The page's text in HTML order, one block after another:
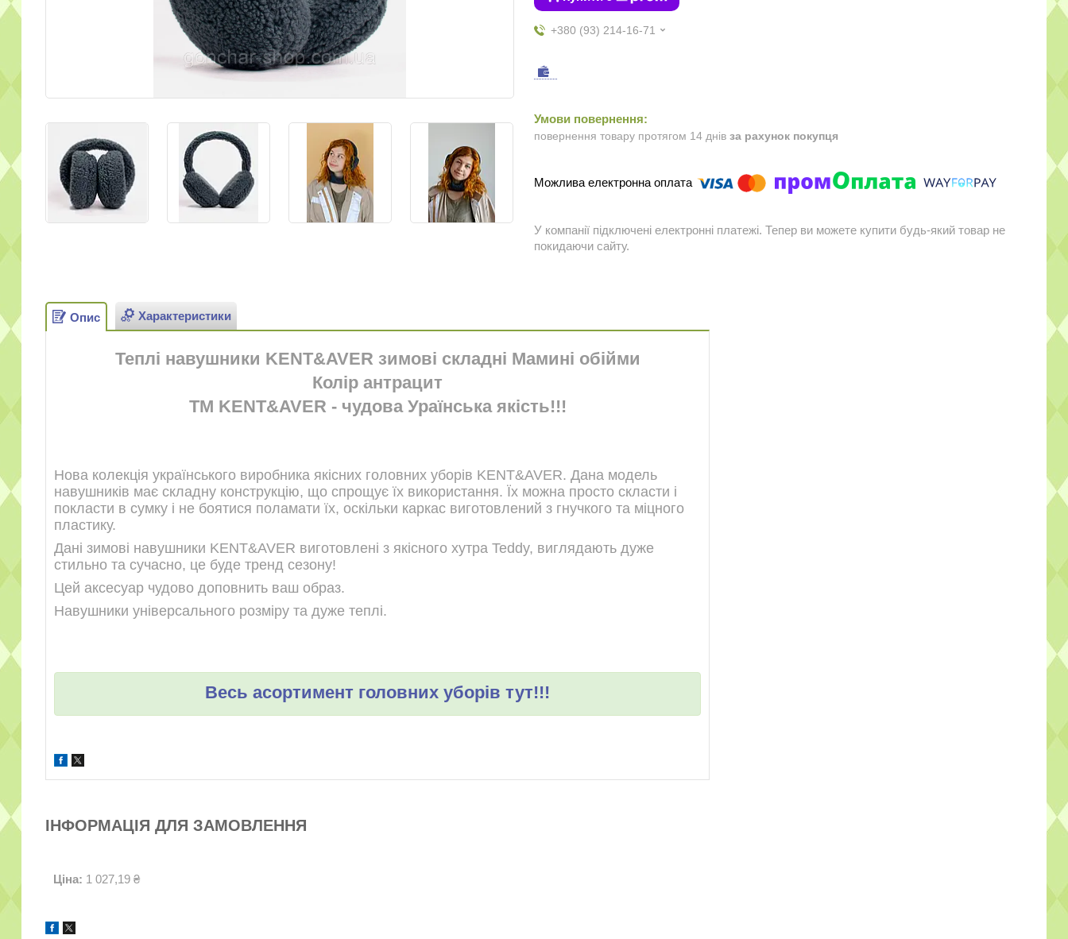
+380 (93) 214-16-71
повернення товару протягом 14 днів за рахунок покупця
У компанії підключені електронні платежі. Тепер ви можете купити будь-який товар не
покидаючи сайту.
Опис Характеристики
Теплі навушники KENT&AVER зимові складні Мамині обійми
Колір антрацит
ТМ KENT&AVER - чудова Ураїнська якість!!!
Нова колекція українського виробника якісних головних уборів KENT&AVER. Дана модель
навушників має складну конструкцію, що спрощує їх використання. Їх можна просто скласти і
покласти в сумку і не боятися поламати їх, оскільки каркас виготовлений з гнучкого та міцного
пластику.
Дані зимові навушники KENT&AVER виготовлені з якісного хутра Teddy, виглядають дуже
стильно та сучасно, це буде тренд сезону!
Цей аксесуар чудово доповнить ваш образ.
Навушники універсального розміру та дуже теплі.
Весь асортимент головних уборів тут!!!
ІНФОРМАЦІЯ ДЛЯ ЗАМОВЛЕННЯ
Ціна: 1 027,19 ₴